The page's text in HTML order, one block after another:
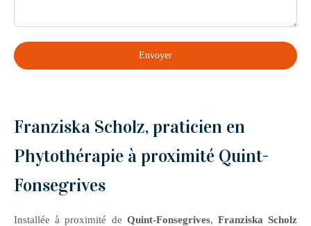
Envoyer
Franziska Scholz, praticien en
Phytothérapie à proximité Quint-
Fonsegrives
Installée à proximité de Quint-Fonsegrives, Franziska Scholz